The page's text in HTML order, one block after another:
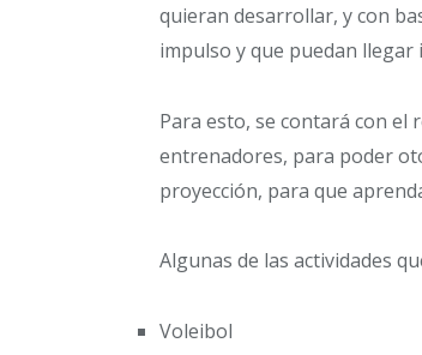
quieran desarrollar, y con
impulso y que puedan
Para esto, se contará con el
entrenadores, para poder
proyección, para que
Algunas de las actividades
Voleibol